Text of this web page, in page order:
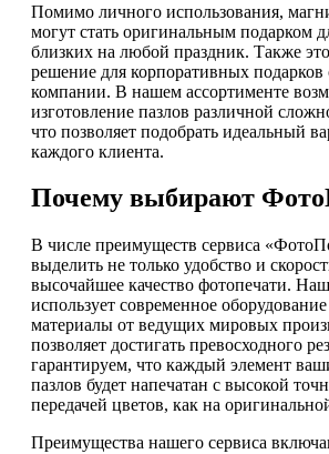
Помимо личного использования,
могут стать оригинальным подарком
близких на любой праздник. Также
решение для корпоративных подарков
компании. В нашем ассортименте
изготовление пазлов различной
что позволяет подобрать идеальный
каждого клиента.
Почему выбирают
В числе преимуществ сервиса
выделить не только удобство и
высочайшее качество фотопечати.
использует современное
материалы от ведущих мировых
позволяет достигать превосходного
гарантируем, что каждый элемент
пазлов будет напечатан с высокой
передачей цветов, как на
Преимущества нашего сервиса